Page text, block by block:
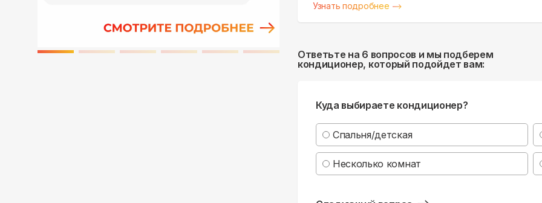
Узнать подробнее
Ответьте на 6 вопросов и мы подберем
кондиционер, который подойдет вам:
Куда выбираете кондиционер?
Спальня/детская
Несколько комнат